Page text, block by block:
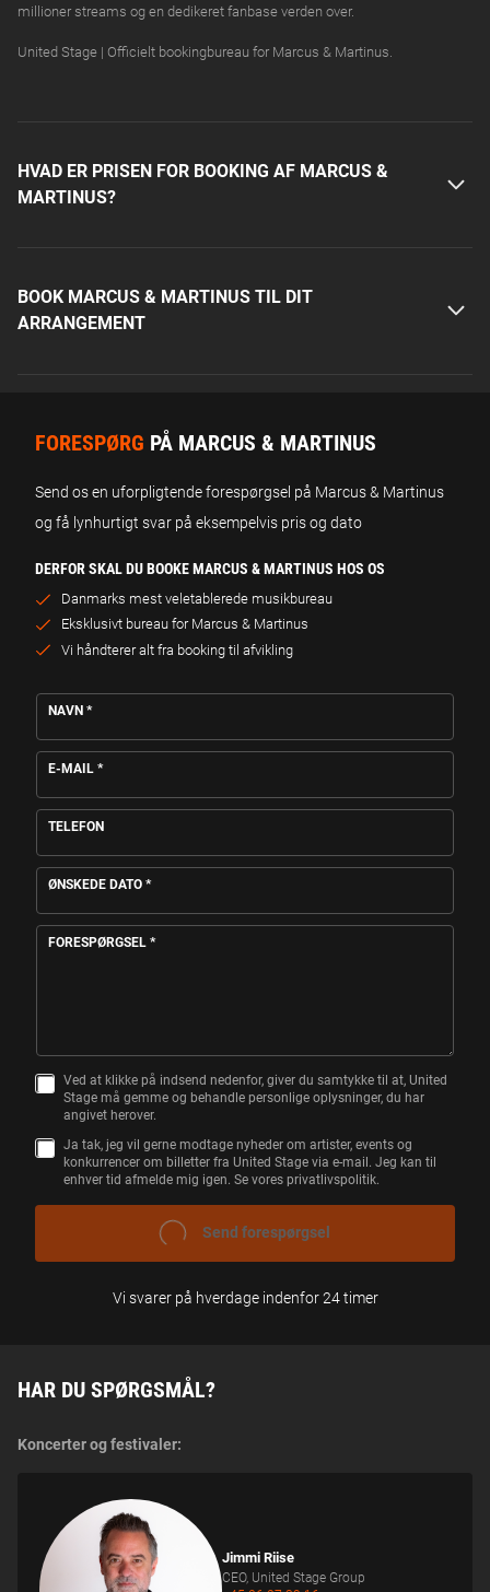
millioner streams og en dedikeret fanbase verden over.
United Stage | Officielt bookingbureau for Marcus & Martinus.
HVAD ER PRISEN FOR BOOKING AF MARCUS &
MARTINUS?
BOOK MARCUS & MARTINUS TIL DIT
ARRANGEMENT
FORESPØRG PÅ MARCUS & MARTINUS
Send os en uforpligtende forespørgsel på Marcus & Martinus
og få lynhurtigt svar på eksempelvis pris og dato
DERFOR SKAL DU BOOKE MARCUS & MARTINUS HOS OS
Danmarks mest veletablerede musikbureau
Eksklusivt bureau for Marcus & Martinus
Vi håndterer alt fra booking til afvikling
NAVN *
E-MAIL *
TELEFON
ØNSKEDE DATO *
FORESPØRGSEL *
T
Y
E
Ved at klikke på indsend nedenfor, giver du samtykke til at, United
Stage må gemme og behandle personlige oplysninger, du har
angivet herover.
Ja tak, jeg vil gerne modtage nyheder om artister, events og
konkurrencer om billetter fra United Stage via e-mail. Jeg kan til
enhver tid afmelde mig igen. Se vores privatlivspolitik.
SEND FORESPØRGSEL
Vi svarer på hverdage indenfor 24 timer
HAR DU SPØRGSMÅL?
Koncerter og festivaler:
Jimmi Riise
CEO, United Stage Group